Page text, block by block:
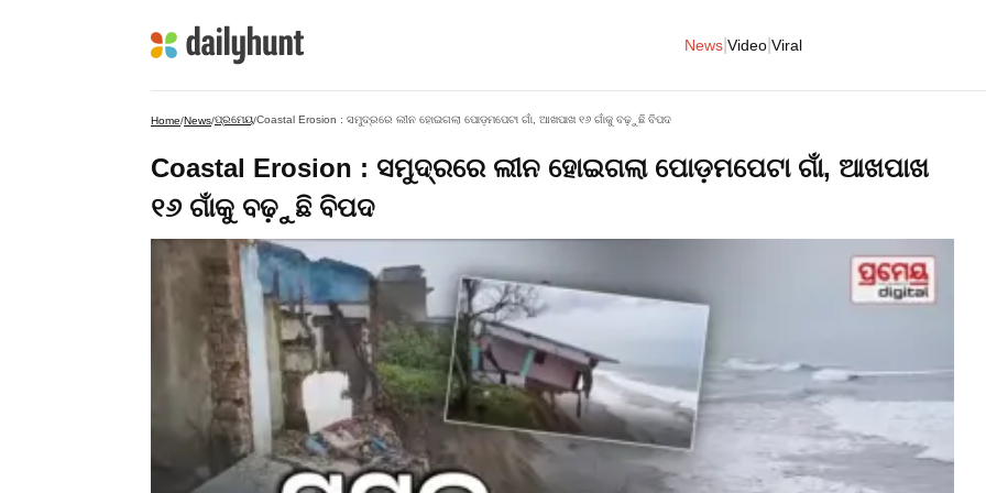
News Video Viral
Home/News/ପ୍ରମେୟ/Coastal Erosion : ସମୁଦ୍ରରେ ଲୀନ ହୋଇଗଲା ପୋଡ଼ମପେଟା ଗାଁ, ଆଖପାଖ ୧୬ ଗାଁକୁ ବଢ଼ୁଛି ବିପଦ
Coastal Erosion : ସମୁଦ୍ରରେ ଲୀନ ହୋଇଗଲା ପୋଡ଼ମପେଟା ଗାଁ, ଆଖପାଖ
୧୬ ଗାଁକୁ ବଢ଼ୁଛି ବିପଦ